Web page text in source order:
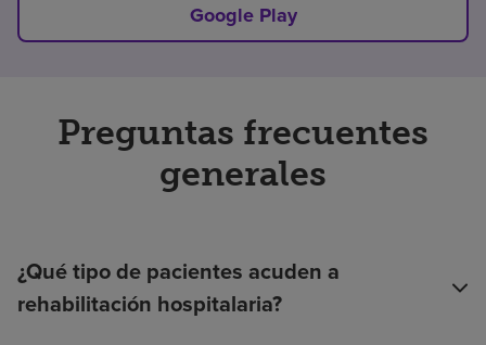
Google Play
Preguntas frecuentes
generales
¿Qué tipo de pacientes acuden a
rehabilitación hospitalaria?